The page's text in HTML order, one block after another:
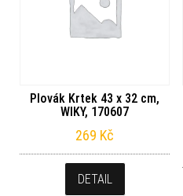
Plovák Krtek 43 x 32 cm,
WIKY, 170607
269 Kč
DETAIL